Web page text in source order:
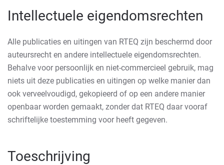
Intellectuele eigendomsrechten
Alle publicaties en uitingen van RTEQ zijn beschermd door
auteursrecht en andere intellectuele eigendomsrechten.
Behalve voor persoonlijk en niet-commercieel gebruik, mag
niets uit deze publicaties en uitingen op welke manier dan
ook verveelvoudigd, gekopieerd of op een andere manier
openbaar worden gemaakt, zonder dat RTEQ daar vooraf
schriftelijke toestemming voor heeft gegeven.
Toeschrijving